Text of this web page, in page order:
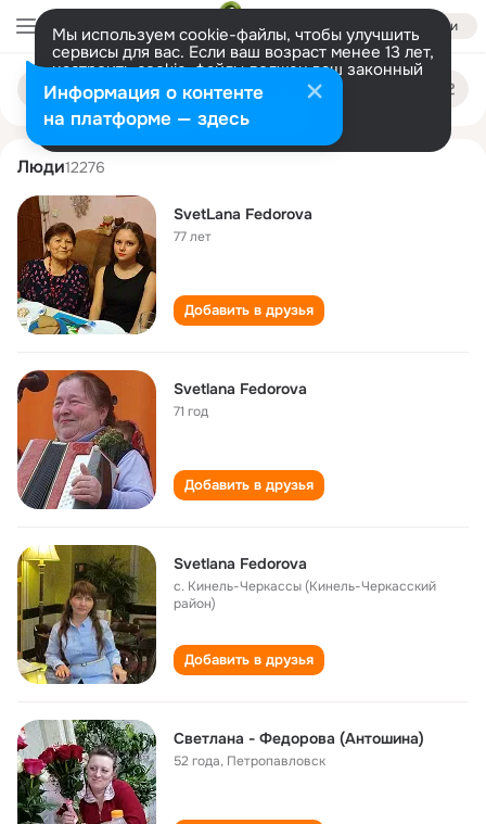
Войти
Мы используем cookie-файлы, чтобы улучшить
сервисы для вас. Если ваш возраст менее 13 лет,
настроить cookie-файлы должен ваш законный
представитель. Больше информации
Разрешить все Настроить
Поиск
людям
svetlana fyodorova
Люди12276
SvetLana Fedorova
77 лет
Добавить в друзья
Svetlana Fedorova
71 год
Добавить в друзья
Svetlana Fedorova
с. Кинель-Черкассы (Кинель-Черкасский
район)
Добавить в друзья
Светлана - Федорова (Антошина)
52 года, Петропавловск
Информация о контенте
на платформе — здесь